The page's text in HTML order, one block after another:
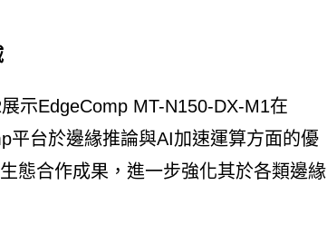
示EdgeComp MT-N150-DX-M1在
平台於邊緣推論與AI加速運算方面的優
態合作成果，進一步強化其於各類邊緣